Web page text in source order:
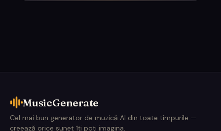
MusicGenerate
Cel mai bun generator de muzică AI din toate timpurile —
creează orice sunet îți poți imagina.